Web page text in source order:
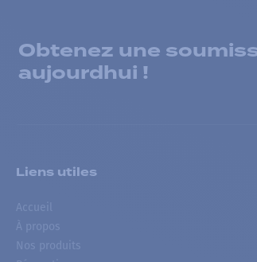
Obtenez une
aujourdhui !
Liens utiles
Accueil
À propos
Nos produits